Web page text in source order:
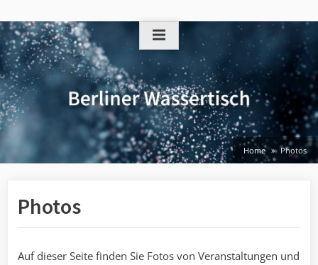
to
content
Home Photos
Photos
Auf dieser Seite finden Sie Fotos von Veranstaltungen und